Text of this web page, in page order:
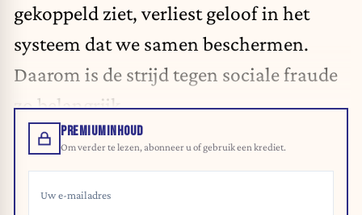
gekoppeld ziet, verliest geloof in het
systeem dat we samen beschermen.
Daarom is de strijd tegen sociale fraude
zo belangrijk.
PREMIUMINHOUD
Om verder te lezen, abonneer u of gebruik een krediet.